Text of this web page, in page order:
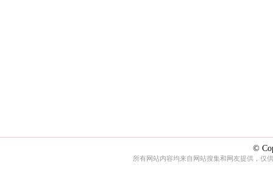
©
所有网站内容均来自网站搜集和网友提供，仅